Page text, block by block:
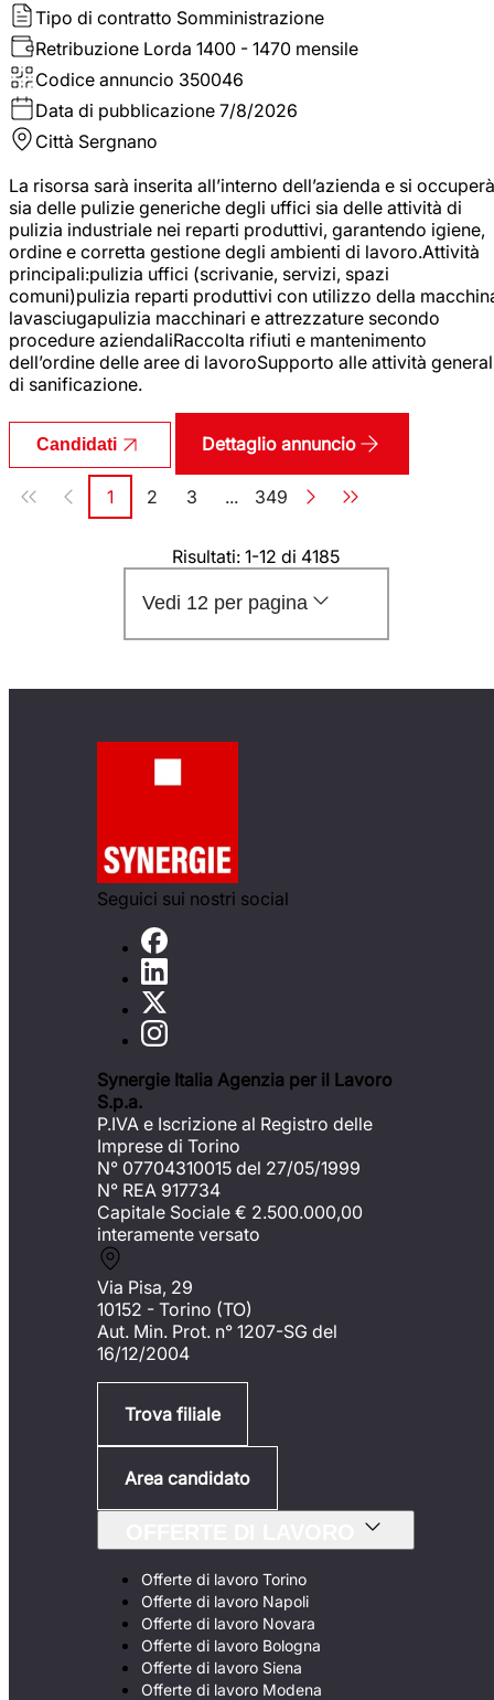
Tipo di contratto Somministrazione
Retribuzione Lorda 1400 - 1470 mensile
Codice annuncio 350046
Data di pubblicazione 7/8/2026
Città Sergnano
La risorsa sarà inserita all’interno dell’azienda e si occuperà
sia delle pulizie generiche degli uffici sia delle attività di
pulizia industriale nei reparti produttivi, garantendo igiene,
ordine e corretta gestione degli ambienti di lavoro.Attività
principali:pulizia uffici (scrivanie, servizi, spazi
comuni)pulizia reparti produttivi con utilizzo della
lavasciugapulizia macchinari e attrezzature secondo
procedure aziendaliRaccolta rifiuti e mantenimento
dell’ordine delle aree di lavoroSupporto alle attività
di sanificazione.
Candidati Dettaglio annuncio
Paginazione
Pagina
1 Pagina
2 Pagina
3 ... Pagina
349
Risultati: 1-12 di 4185
Vedi 12 per pagina
Seguici sui nostri social
Synergie Italia Agenzia per il Lavoro
S.p.a.
P.IVA e Iscrizione al Registro delle
Imprese di Torino
N° 07704310015 del 27/05/1999
N° REA 917734
Capitale Sociale € 2.500.000,00
interamente versato
Via Pisa, 29
10152 - Torino (TO)
Aut. Min. Prot. n° 1207-SG del
16/12/2004
Trova filiale
Area candidato
Offerte di lavoro Torino
Offerte di lavoro Napoli
Offerte di lavoro Novara
Offerte di lavoro Bologna
Offerte di lavoro Siena
Offerte di lavoro Modena